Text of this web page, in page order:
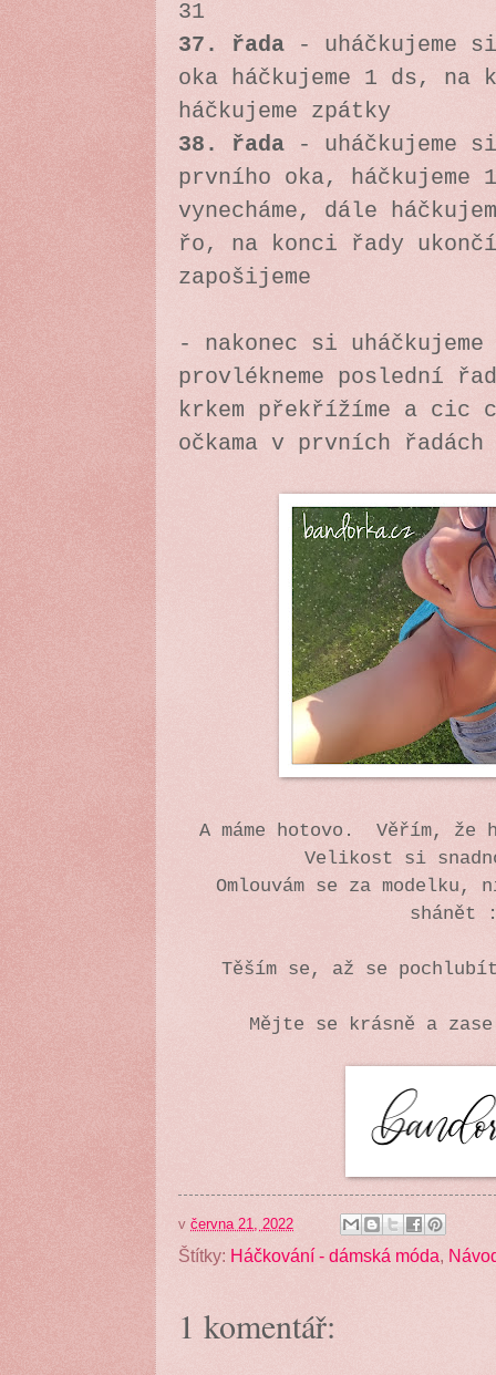
31
37. řada - uháčkujeme
oka háčkujeme 1 ds, na
háčkujeme zpátky
38. řada - uháčkujeme
prvního oka, háčkujeme
vynecháme, dále
řo, na konci řady
zapošijeme
- nakonec si
provlékneme poslední
krkem překřížíme a cic
očkama v prvních řadách
A máme hotovo. Věřím, že
Velikost si
Omlouvám se za
shánět
Těším se, až se
Mějte se krásně a
v června 21, 2022
Štítky: Háčkování - dámská móda,
1 komentář: